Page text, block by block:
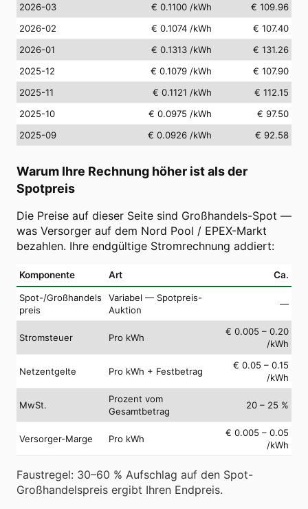
2026-03
€ 0.1100 /kWh
€ 109.96
2026-02
€ 0.1074 /kWh
€ 107.40
2026-01
€ 0.1313 /kWh
€ 131.26
2025-12
€ 0.1079 /kWh
€ 107.90
2025-11
€ 0.1121 /kWh
€ 112.15
2025-10
€ 0.0975 /kWh
€ 97.50
2025-09
€ 0.0926 /kWh € 92.58
Warum Ihre Rechnung höher ist als der
Spotpreis
Die Preise auf dieser Seite sind Großhandels-Spot —
was Versorger auf dem Nord Pool / EPEX-Markt
bezahlen. Ihre endgültige Stromrechnung addiert:
Komponente Art Ca.
Spot-/Großhandels
preis
Variabel — Spotpreis-
Auktion
—
Stromsteuer Pro kWh
€ 0.005 – 0.20
/kWh
Netzentgelte Pro kWh + Festbetrag
€ 0.05 – 0.15
/kWh
MwSt.
Prozent vom
Gesamtbetrag
20 – 25 %
Versorger-Marge Pro kWh
€ 0.005 – 0.05
/kWh
Faustregel: 30–60 % Aufschlag auf den Spot-
Großhandelspreis ergibt Ihren Endpreis.